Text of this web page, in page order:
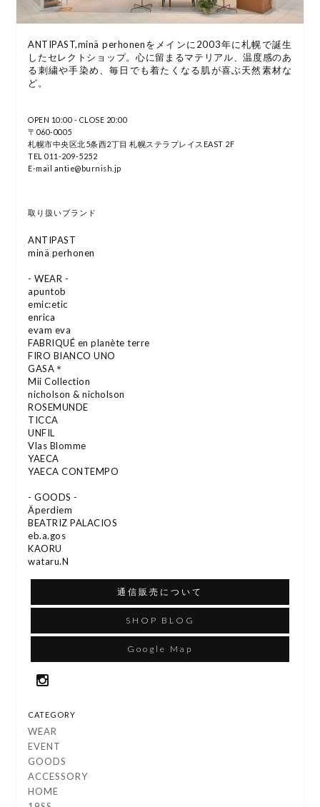
ANTIPAST,minä perhonenをメインに2003年に札幌で誕生
したセレクトショップ。心に留まるマテリアル、温度感のあ
る刺繍や手染め、毎日でも着たくなる肌が喜ぶ天然素材な
ど。
OPEN 10:00 - CLOSE 20:00
〒060-0005
札幌市中央区北5条西2丁目 札幌ステラプレイスEAST 2F
TEL 011-209-5252
E-mail antie@burnish.jp
取り扱いブランド
ANTIPAST
minä perhonen
- WEAR -
apuntob
emic:etic
enrica
evam eva
FABRIQUÉ en planète terre
FIRO BIANCO UNO
GASA＊
Mii Collection
nicholson & nicholson
ROSEMUNDE
TICCA
UNFIL
Vlas Blomme
YAECA
YAECA CONTEMPO
- GOODS -
Äperdiem
BEATRIZ PALACIOS
eb.a.gos
KAORU
wataru.N
通信販売について
SHOP BLOG
Google Map
CATEGORY
WEAR
EVENT
GOODS
ACCESSORY
HOME